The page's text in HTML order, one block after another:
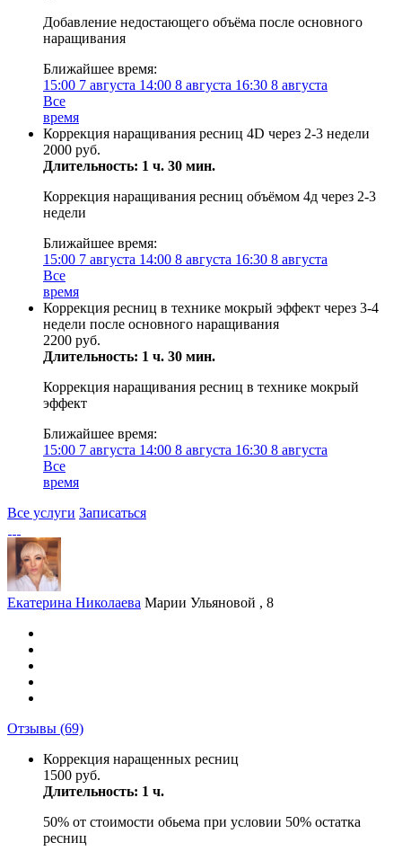
Добавление недостающего объёма после основного
наращивания
Ближайшее время:
15:00 7 августа 14:00 8 августа 16:30 8 августа
Все
время
Коррекция наращивания ресниц 4D через 2-3 недели
2000 руб.
Длительность: 1 ч. 30 мин.
Коррекция наращивания ресниц объёмом 4д через 2-3
недели
Ближайшее время:
15:00 7 августа 14:00 8 августа 16:30 8 августа
Все
время
Коррекция ресниц в технике мокрый эффект через 3-4
недели после основного наращивания
2200 руб.
Длительность: 1 ч. 30 мин.
Коррекция наращивания ресниц в технике мокрый
эффект
Ближайшее время:
15:00 7 августа 14:00 8 августа 16:30 8 августа
Все
время
Все услуги Записаться
Екатерина Николаева Марии Ульяновой , 8
Отзывы (69)
Коррекция наращенных ресниц
1500 руб.
Длительность: 1 ч.
50% от стоимости обьема при условии 50% остатка
ресниц